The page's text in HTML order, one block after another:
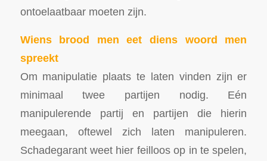
ontoelaatbaar moeten zijn.
Wiens brood men eet diens woord men
spreekt
Om manipulatie plaats te laten vinden zijn er
minimaal twee partijen nodig. Eén
manipulerende partij en partijen die hierin
meegaan, oftewel zich laten manipuleren.
Schadegarant weet hier feilloos op in te spelen,